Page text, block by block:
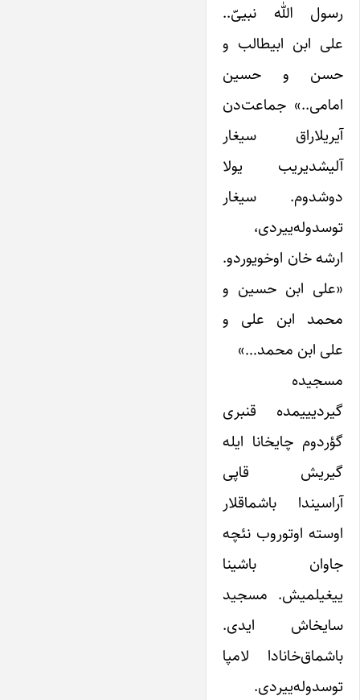
رسول الله نبییّ..
علی ابن ابیطالب و
حسن و حسین
امامی..» جماعت‌دن
آیریلاراق سیغار
آلیشدیریب یولا
دوشدوم. سیغار
توسدوله‌ییردی،
ارشه خان اوخویوردو.
«علی ابن حسین و
محمد ابن علی و
علی ابن محمد…»
مسجیده
گیردیییمده قنبری
گؤردوم چایخانا ایله
گیریش قاپی
آراسیندا باشماقلار
اوسته اوتوروب نئچه
جاوان باشینا
ییغیلمیش. مسجید
سایخاش ایدی.
باشماق‌خانادا لامپا
توسدوله‌ییردی.